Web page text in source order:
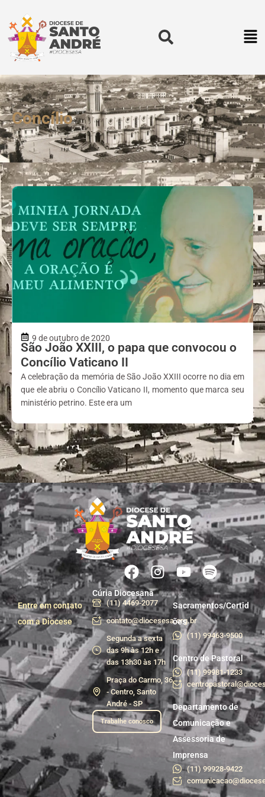
Concílio
9 de outubro de 2020
São João XXIII, o papa que convocou o
Concílio Vaticano II
A celebração da memória de São João XXIII ocorre no dia em
que ele abriu o Concílio Vaticano II, momento que marca seu
ministério petrino. Este era um
Entre em contato
com a Diocese
Cúria Diocesana
(11) 4469-2077
contato@diocesesa.org.br
Segunda a sexta
das 9h às 12h e
das 13h30 às 17h
Praça do Carmo, 36
- Centro, Santo
André - SP
Trabalhe conosco
Sacramentos/Certid
ões
(11) 99463-9500
Centro de Pastoral
(11) 99981-1233
Departamento de
Comunicação e
Assessoria de
Imprensa
(11) 99928-9422